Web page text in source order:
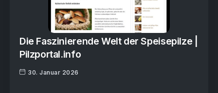
Die Faszinierende Welt der Speisepilze |
Pilzportal.info
30. Januar 2026